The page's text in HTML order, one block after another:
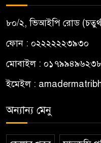
৮০/২, ভিআইপি রোড
ফোন : ০২২২২২২৩৯৩০
মোবাইল :
ইমেইল :
অন্যান্য মেনু